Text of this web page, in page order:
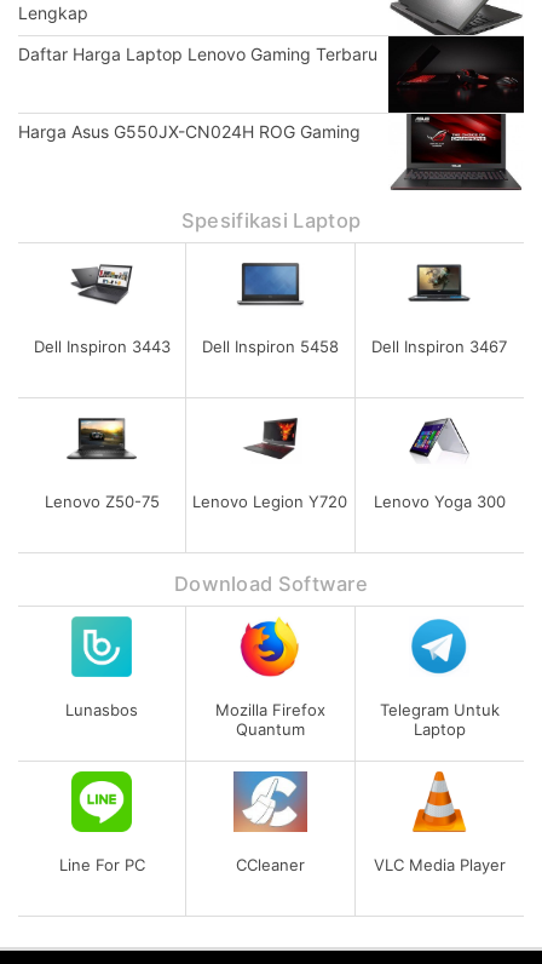
Lengkap
Daftar Harga Laptop Lenovo Gaming Terbaru
Harga Asus G550JX-CN024H ROG Gaming
Spesifikasi Laptop
Dell Inspiron 3443 Dell Inspiron 5458 Dell Inspiron 3467
Lenovo Z50-75 Lenovo Legion Y720 Lenovo Yoga 300
Download Software
Lunasbos
Mozilla Firefox
Quantum
Telegram Untuk
Laptop
Line For PC CCleaner VLC Media Player